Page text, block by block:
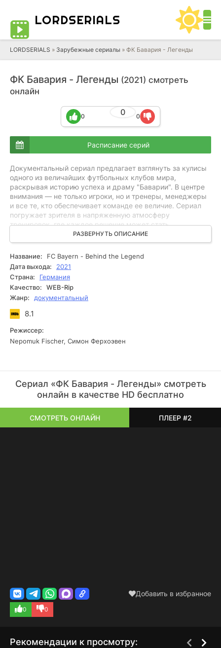
LORDSERIALS
LORDSERIALS » Зарубежные сериалы » ФК Бавария - Легенды
ФК Бавария - Легенды (2021) смотреть
онлайн
0
0 0
Расписание серий
Документальный сериал предлагает взглянуть за кулисы
одного из величайших футбольных клубов мира,
раскрывая историю успеха и драму "Баварии". В центре
внимания — не только игроки, но и тренеры, менеджеры
и все те, кто обеспечивает команде ее величие. Сериал
погружает зрителя в напряженную атмосферу
тренировок, где каждое решение может стать
судьбоносным. Особое внимание уделяется ключевым
фигурам клуба, чьи амбиции и опыт формировали его
легендарное наследие. Интрига развивается на грани
личных и профессиональных испытаний, в которых
человеческие эмоции переплетаются с безграничной
страстью к футболу, создавая уникальную хронику
триумфов и поражений.
РАЗВЕРНУТЬ ОПИСАНИЕ
Название:
FC Bayern - Behind the Legend
Дата выхода:
2021
Страна:
Германия
Качество:
WEB-Rip
Жанр:
документальный
8.1
Режиссер:
Nepomuk Fischer, Симон Ферхоэвен
Сериал «ФК Бавария - Легенды» смотреть
онлайн в качестве HD бесплатно
СМОТРЕТЬ ОНЛАЙН ПЛЕЕР #2
Добавить в избранное
0 0
Рекомендации к просмотру: